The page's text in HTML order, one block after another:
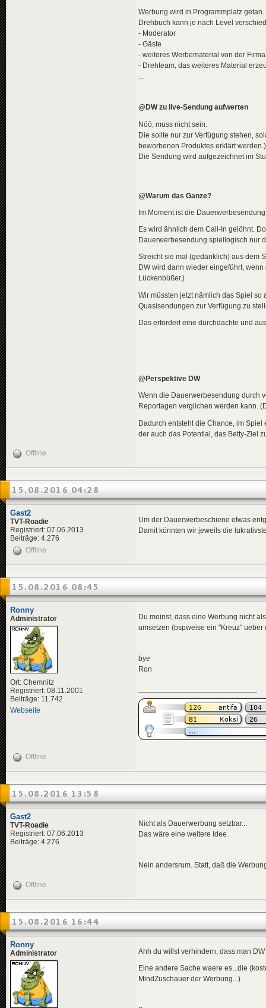
Werbung wird in Programmplatz
Drehbuch kann je nach Level
- Moderator
- Gäste
- weiteres Werbematerial von der Firma
- Drehteam, das weiteres Material
...
@DW zu live-Sendung aufwerten
Nöö, muss nicht sein.
Die sollte nur zur Verfügung stehen,
beworbenen Produktes erklärt werden.)
Die Sendung wird aufgezeichnet im
@Warum das Ganze?
Im Moment ist die
Es wird ähnlich dem Call-In gelöhnt.
Dauerwerbesendung spiellogisch nur
Streicht sie mal (gedanklich) aus dem
DW wird dann wieder eingeführt,
Lückenbüßer.)
Wir müssten jetzt nämlich das Spiel
Quasisendungen zur Verfügung zu
Das erfordert eine durchdachte und
@Perspektive DW
Wenn die Dauerwerbesendung durch
Reportagen verglichen werden kann.
Dadurch entsteht die Chance, im
der auch das Potential, das Betty-Ziel
Offline
15.08.2016 04:28
Gast2
TVT-Roadie
Registriert: 07.06.2013
Beiträge: 4.276
Um der Dauerwerbeschiene etwas
Damit könnten wir jeweils die
Offline
15.08.2016 08:45
Ronny
Administrator
Ort: Chemnitz
Registriert: 08.11.2001
Beiträge: 11.742
Webseite
Du meinst, dass eine Werbung nicht
umsetzen (bspweise ein "Kreuz"
bye
Ron
Offline
15.08.2016 13:58
Gast2
TVT-Roadie
Registriert: 07.06.2013
Beiträge: 4.276
Nicht als Dauerwerbung setzbar...
Das wäre eine weitere Idee.
Nein andersrum. Statt, daß die
Offline
15.08.2016 16:44
Ronny
Administrator Ahh du willst verhindern, dass man
Eine andere Sache waere es...die
MindZuschauer der Werbung...)